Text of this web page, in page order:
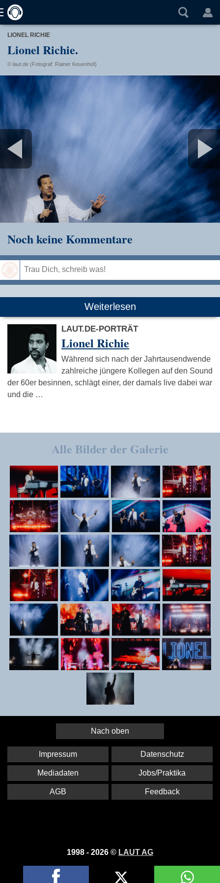
LIONEL RICHIE
Lionel Richie.
© laut.de (Fotograf: Rainer Keuenhof)
Noch keine Kommentare
Weiterlesen
LAUT.DE-PORTRÄT
Lionel Richie
Während sich nach der Jahrtausendwende
zahlreiche jüngere Kollegen auf den Sound
der 60er besinnen, schlägt einer, der damals live dabei war
und die …
Alle Bilder der Galerie
Nach oben
1998 - 2026 © LAUT AG
Impressum Datenschutz
Mediadaten Jobs/Praktika
AGB Feedback